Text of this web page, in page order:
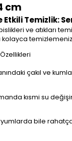
cm
Temizlik:
ve atıkları
kolayca
çakıl ve
kısmi su
bile